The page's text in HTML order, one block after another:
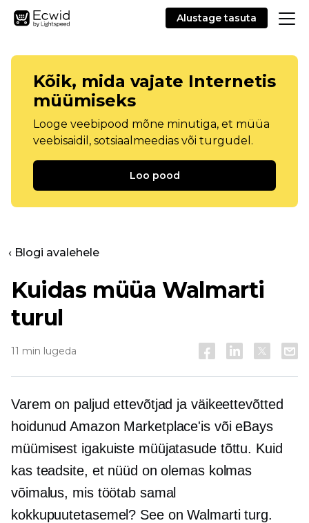
Alustage tasuta
Kõik, mida vajate Internetis
müümiseks
Looge veebipood mõne minutiga, et müüa
veebisaidil, sotsiaalmeedias või turgudel.
Loo pood
‹ Blogi avalehele
Kuidas müüa Walmarti
turul
11 min lugeda
Varem on paljud ettevõtjad ja väikeettevõtted
hoidunud Amazon Marketplace'is või eBays
müümisest igakuiste müüjatasude tõttu. Kuid
kas teadsite, et nüüd on olemas kolmas
võimalus, mis töötab samal
kokkupuutetasemel? See on Walmarti turg.